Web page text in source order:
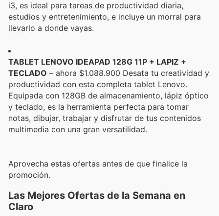
i3, es ideal para tareas de productividad diaria,
estudios y entretenimiento, e incluye un morral para
llevarlo a donde vayas.
TABLET LENOVO IDEAPAD 128G 11P + LAPIZ +
TECLADO – ahora $1.088.900 Desata tu creatividad y
productividad con esta completa tablet Lenovo.
Equipada con 128GB de almacenamiento, lápiz óptico
y teclado, es la herramienta perfecta para tomar
notas, dibujar, trabajar y disfrutar de tus contenidos
multimedia con una gran versatilidad.
Aprovecha estas ofertas antes de que finalice la
promoción.
Las Mejores Ofertas de la Semana en
Claro